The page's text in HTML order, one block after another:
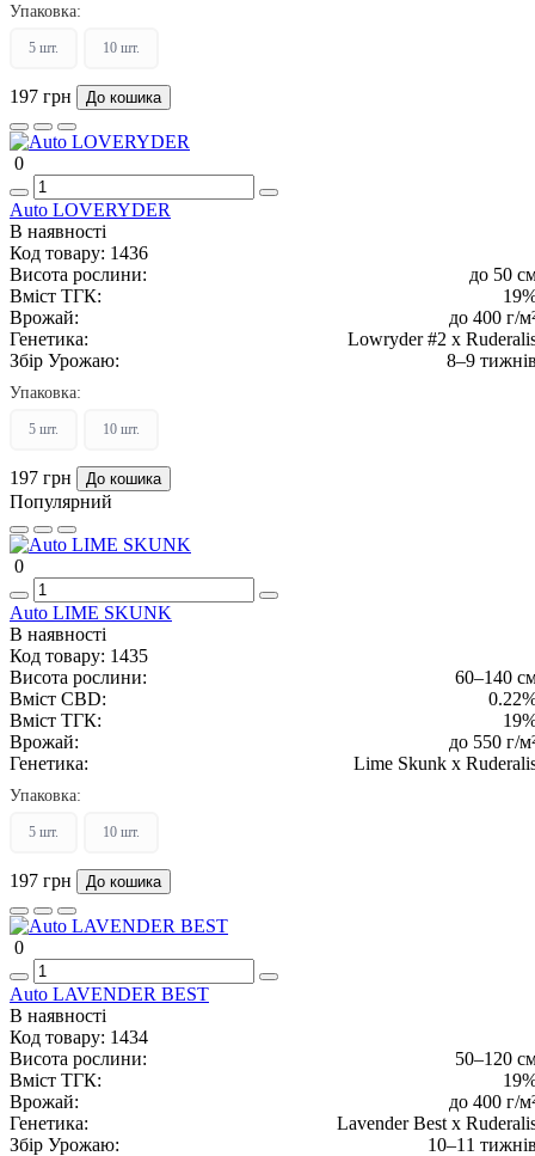
Упаковка:
5 шт. 10 шт.
197 грн До кошика
0
Auto LOVERYDER
В наявності
Код товару: 1436
Висота рослини:
до 50
Вміст ТГК:
Врожай:
до 400 г/
Генетика:
Lowryder #2 x
Збір Урожаю:
8–9
Упаковка:
5 шт. 10 шт.
197 грн До кошика
Популярний
0
Auto LIME SKUNK
В наявності
Код товару: 1435
Висота рослини:
60–140
Вміст CBD:
Вміст ТГК:
Врожай:
до 550 г/
Генетика:
Lime Skunk x
Упаковка:
5 шт. 10 шт.
197 грн До кошика
0
Auto LAVENDER BEST
В наявності
Код товару: 1434
Висота рослини:
50–120
Вміст ТГК:
Врожай:
до 400 г/
Генетика:
Lavender Best x
Збір Урожаю:
10–11